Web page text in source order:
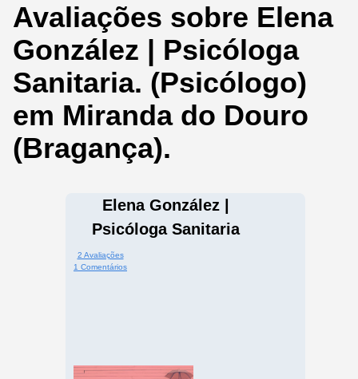
Avaliações sobre Elena
González | Psicóloga
Sanitaria. (Psicólogo)
em Miranda do Douro
(Bragança).
Elena González |
Psicóloga Sanitaria
2 Avaliações
1 Comentários